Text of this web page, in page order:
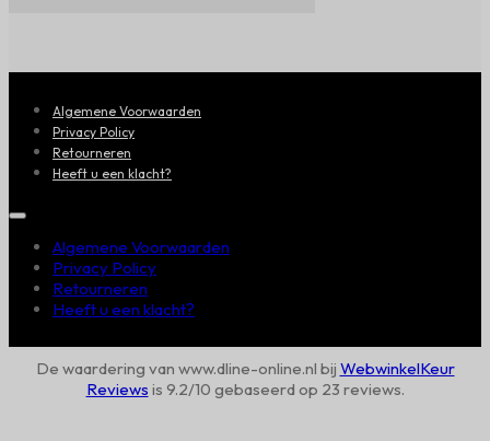
Algemene Voorwaarden
Privacy Policy
Retourneren
Heeft u een klacht?
Algemene Voorwaarden
Privacy Policy
Retourneren
Heeft u een klacht?
De waardering van www.dline-online.nl bij WebwinkelKeur
Reviews is 9.2/10 gebaseerd op 23 reviews.